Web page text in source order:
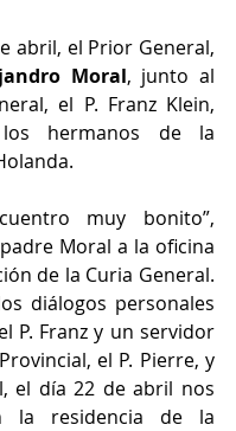
abril, el Prior General,
Moral, junto al
el P. Franz Klein,
hermanos de la
muy bonito”,
Moral a la oficina
de la Curia General.
diálogos personales
P. Franz y un servidor
el P. Pierre, y
el día 22 de abril nos
la residencia de la